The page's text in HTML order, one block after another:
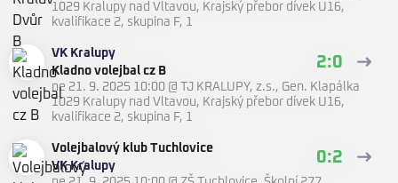
1029 Kralupy nad Vltavou, Krajský přebor dívek U16,
kvalifikace 2, skupina F, 1
VK Kralupy
Kladno volejbal cz B
2:0
ne 21. 9. 2025 10:00 @
TJ KRALUPY, z.s., Gen. Klapálka
1029 Kralupy nad Vltavou, Krajský přebor dívek U16,
kvalifikace 2, skupina F, 1
Volejbalový klub Tuchlovice
VK Kralupy
0:2